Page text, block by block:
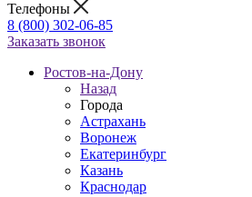
Телефоны
8 (800) 302-06-85
Заказать звонок
Ростов-на-Дону
Назад
Города
Астрахань
Воронеж
Екатеринбург
Казань
Краснодар